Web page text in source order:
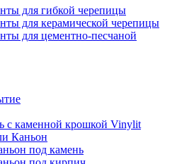
для гибкой черепицы
для керамической черепицы
для цементно-песчаной
с каменной крошкой Vinylit
Каньон
под камень